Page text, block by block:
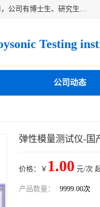
洛阳卓声仪器有限公司是一家致力于研究各种固体材料弹性模量测试方法与设备的一家专业技术性公司，公司有博士生、研究生等相关人员专业从事该技术的研发开拓，目前已开发成功出常温动态弹性模量仪、高温动态弹性模量仪，可测试不同材料、不同形状的弹性模量，测试技术达国内成员之一水平，国际先进水平，望有识之士能共同合作，为材料的生产、研发提供必要的技术支持。
公司动态
弹性模量测试仪-国
价格：￥ 1.00 元/次
产品数量： 9999.00次